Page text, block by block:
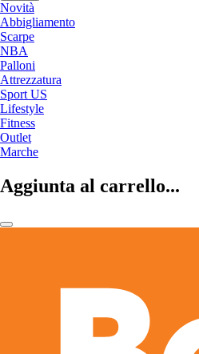
Novità
Abbigliamento
Scarpe
NBA
Palloni
Attrezzatura
Sport US
Lifestyle
Fitness
Outlet
Marche
Aggiunta al carrello...